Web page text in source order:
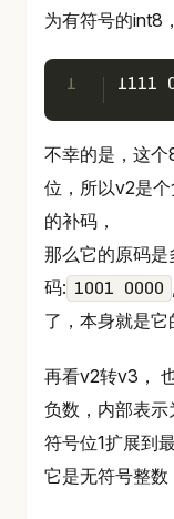
为有符号的int8
1 1111
不幸的是，这
位，所以v2是
的补码，
那么它的原码
码: 1001 0000
了，本身就是它
再看v2转v3，
负数，内部表示
符号位1扩展到
它是无符号整数